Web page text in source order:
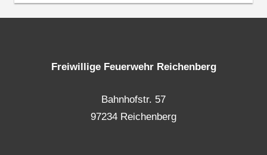
Freiwillige Feuerwehr Reichenberg
Bahnhofstr. 57
97234 Reichenberg